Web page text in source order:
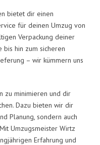
bietet dir einen
für deinen Umzug von
Verpackung deiner
hin zum sicheren
– wir kümmern uns
zu minimieren und dir
Dazu bieten wir dir
Planung, sondern auch
Umzugsmeister Wirtz
Erfahrung und